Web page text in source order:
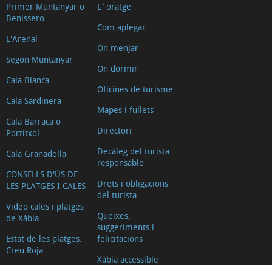
Primer Muntanyar o
Benissero
L'Arenal
Segon Muntanyar
Cala Blanca
Cala Sardinera
Cala Barraca o
Portitxol
Cala Granadella
CONSELLS D'ÚS DE
LES PLATGES I CALES
Video cales i platges
de Xàbia
Estat de les platges.
Creu Roja
L´oratge
Com aplegar
On menjar
On dormir
Oficines de turisme
Mapes i fullets
Directori
Decàleg del turista
responsable
Drets i obligacions
del turista
Queixes,
suggeriments i
felicitacions
Xàbia accessible